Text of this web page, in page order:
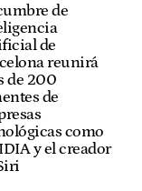
de
de
reunirá
de 200
de
como
y el creador